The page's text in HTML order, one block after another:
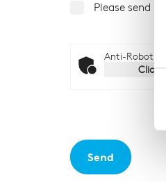
Please send
Anti-Robot
Click
Send